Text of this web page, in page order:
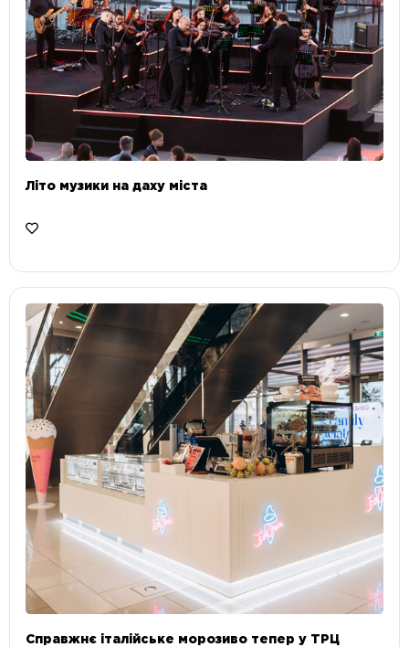
Літо музики на даху міста
Справжнє італійське морозиво тепер у ТРЦ